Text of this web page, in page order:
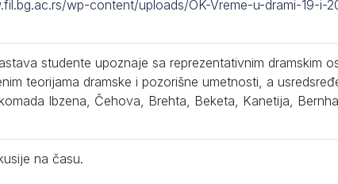
wp-content/uploads/OK-Vreme-u-drami-19-i-
studente upoznaje sa reprezentativnim dramskim
teorijama dramske i pozorišne umetnosti, a
Ibzena, Čehova, Brehta, Beketa, Kanetija,
na času.